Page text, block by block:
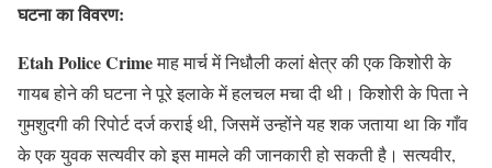
घटना का विवरण:
Etah Police Crimeमाह मार्च में निधौली कलां क्षेत्र की एक किशोरी के
गायब होने की घटना ने पूरे इलाके में हलचल मचा दी थी। किशोरी के पिता ने
गुमशुदगी की रिपोर्ट दर्ज कराई थी, जिसमें उन्होंने यह शक जताया था कि गाँव
के एक युवक सत्यवीर को इस मामले की जानकारी हो सकती है। सत्यवीर,